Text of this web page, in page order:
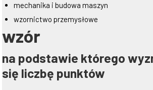
mechanika i budowa maszyn
wzornictwo przemysłowe
wzór
na podstawie którego
się liczbę punktów